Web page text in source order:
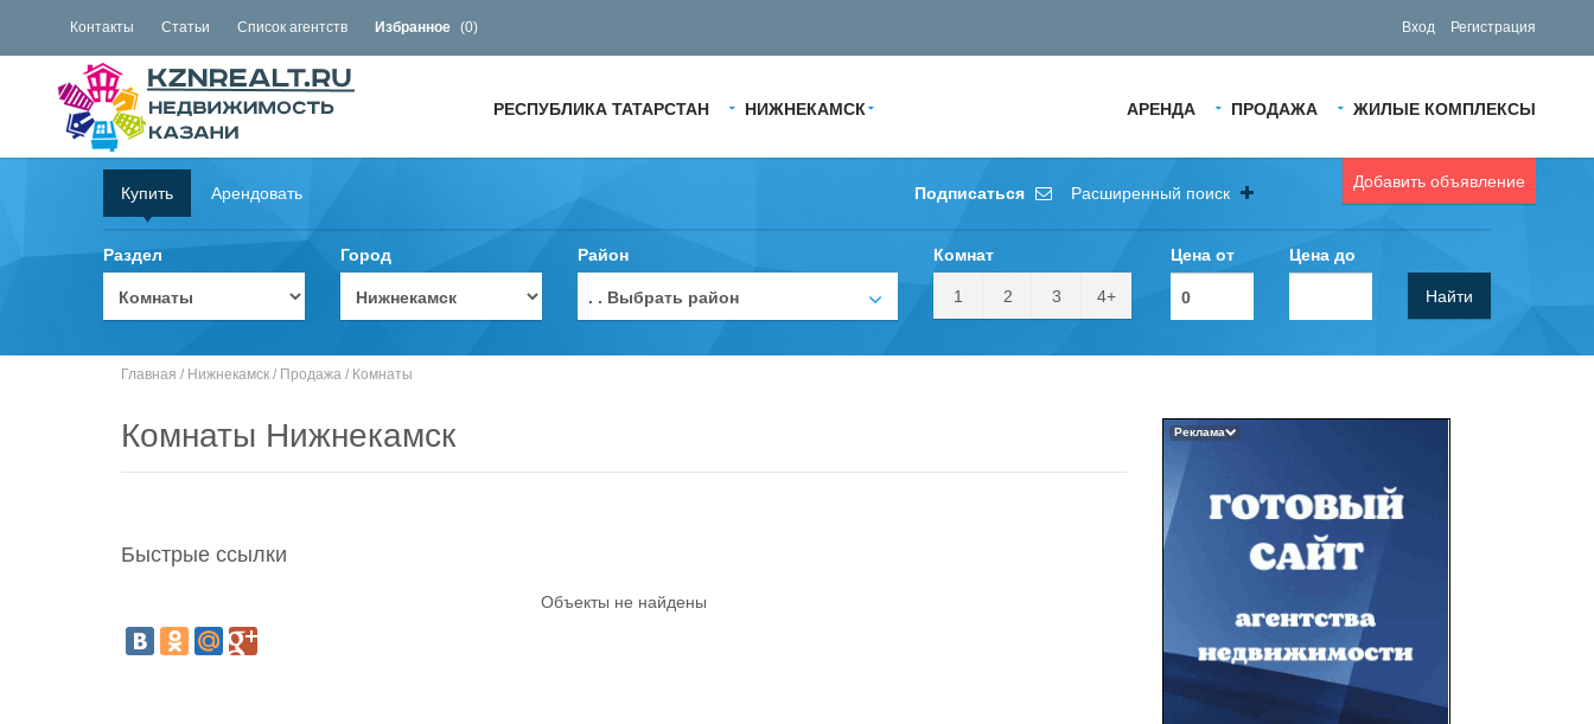
Контакты Статьи Список агентств Избранное (0) Вход Регистрация
АРЕНДА ПРОДАЖА ЖИЛЫЕ КОМПЛЕКСЫ
РЕСПУБЛИКА ТАТАРСТАН НИЖНЕКАМСК
Добавить объявление
Купить Арендовать Подписаться Расширенный поиск
Раздел Город Район
. . Выбрать район
Комнат
1 2 3 4+
Цена от Цена до
Найти
Главная / Нижнекамск / Продажа / Комнаты
Комнаты Нижнекамск
Быстрые ссылки
Объекты не найдены
Реклама